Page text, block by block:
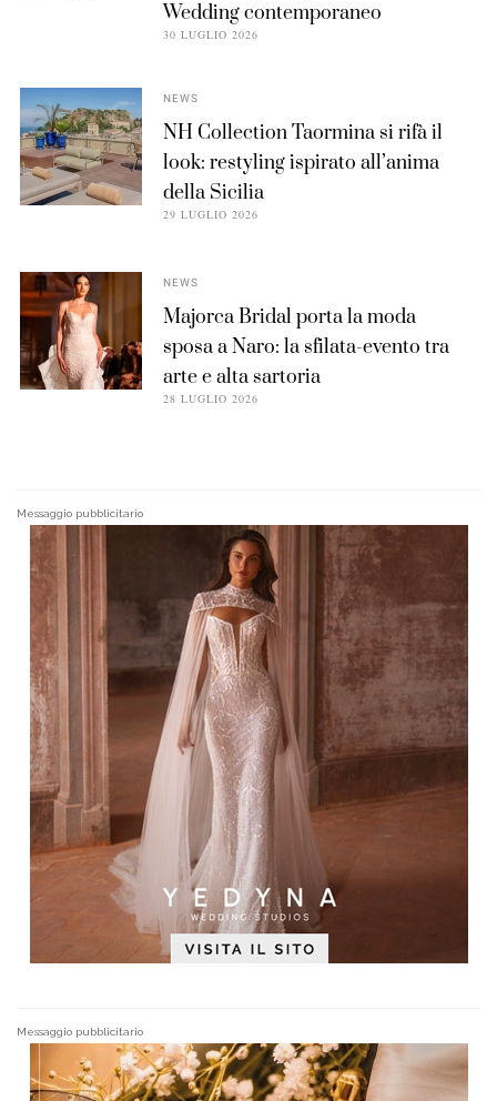
Wedding contemporaneo
30 LUGLIO 2026
NEWS
NH Collection Taormina si rifà il
look: restyling ispirato all’anima
della Sicilia
29 LUGLIO 2026
NEWS
Majorca Bridal porta la moda
sposa a Naro: la sfilata-evento tra
arte e alta sartoria
28 LUGLIO 2026
Messaggio pubblicitario
Messaggio pubblicitario